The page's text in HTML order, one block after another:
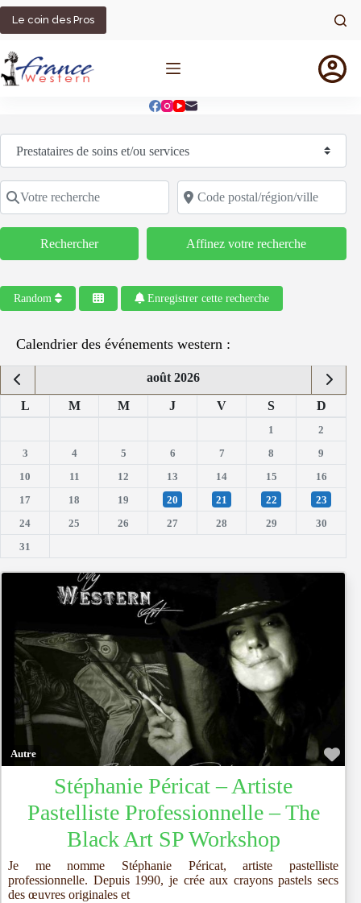
Passer
contenu
Le coin des Pros
Sélectionnez le type de recherche
Votre recherche Code postal/région/ville
RechercherRechercher Affinez votre recherche
Random Enregistrer cette recherche
Calendrier des événements western :
août 2026
L M M J V S D
1
2
3
4 5 6 7 8
9
10
11 12 13 14 15
16
17
18 19 20 21 22
23
24
25 26 27 28 29
30
31
Autre
Stéphanie Péricat – Artiste
Pastelliste Professionnelle – The
Black Art SP Workshop
Je me nomme Stéphanie Péricat, artiste pastelliste
professionnelle. Depuis 1990, je crée aux crayons pastels secs
des œuvres originales et